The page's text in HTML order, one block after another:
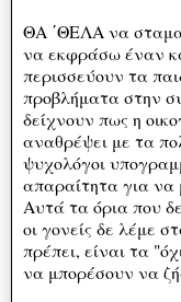
ΘΑ ΄ΘΕΛΑ να
να εκφράσω έναν
περισσεύουν τα
προβλήματα στην
δείχνουν πως η
αναθρέψει με τα
ψυχολόγοι
απαραίτητα για
Αυτά τα όρια που
οι γονείς δε λέμε
πρέπει, είναι τα
να μπορέσουν να